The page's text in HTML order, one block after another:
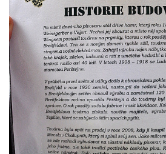
Bývalá fara ve Velenicích
Dům ev.č. 26 ve Velenicích
Dům čp. 68 ve Velenicích
Dům čp. 67 ve Svojkově
Torzo domu čp. 6 ve Svojkově
Městské divadlo Chomutov
Ludwig Breitfeld, výroba prýmků – dnes
Pivovar Chalupník v Perštejně